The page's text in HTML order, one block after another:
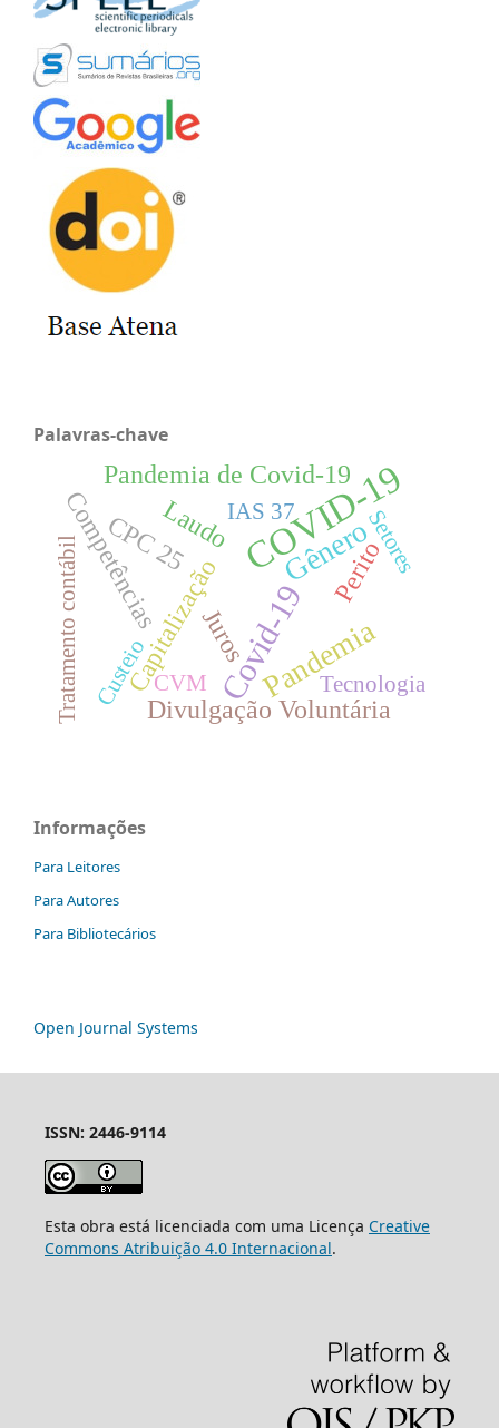
Palavras-chave
COVID-19
Covid-19
Gênero
Pandemia
Pandemia de Covid-19
Capitalização
Divulgação Voluntária
Juros
Laudo
Perito
Competências
CPC 25
Custeio Tecnologia
Setores
Tratamento contábil
IAS 37
CVM
Informações
Para Leitores
Para Autores
Para Bibliotecários
Open Journal Systems
ISSN: 2446-9114
Esta obra está licenciada com uma Licença Creative
Commons Atribuição 4.0 Internacional.